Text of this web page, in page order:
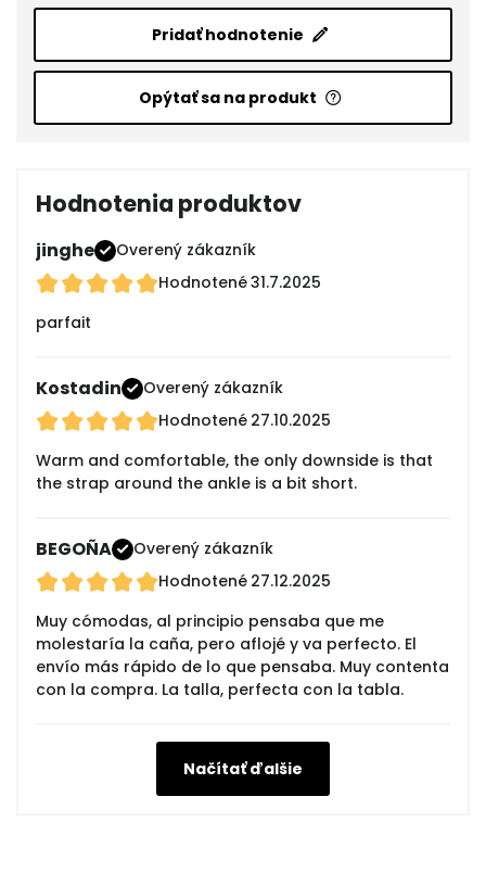
Pridať hodnotenie
Opýtať sa na produkt
Hodnotenia produktov
jinghe
Overený zákazník
Hodnotené31.7.2025
parfait
Kostadin
Overený zákazník
Hodnotené 27.10.2025
Warm and comfortable, the only downside is that
the strap around the ankle is a bit short.
BEGOÑA
Overený zákazník
Hodnotené 27.12.2025
Muy cómodas, al principio pensaba que me
molestaría la caña, pero aflojé y va perfecto. El
envío más rápido de lo que pensaba. Muy contenta
con la compra. La talla, perfecta con la tabla.
Načítať ďalšie